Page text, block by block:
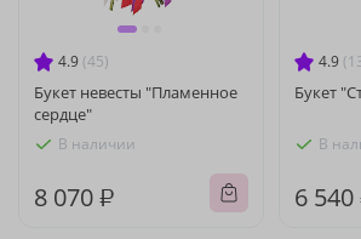
4.9 (45)
Букет невесты "Пламенное
сердце"
В наличии
8 070 ₽
4.9
Букет
В
6 540